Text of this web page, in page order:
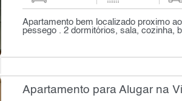
Apartamento bem localizado proximo
pessego . 2 dormitórios, sala, cozinha,
Apartamento para Alugar na